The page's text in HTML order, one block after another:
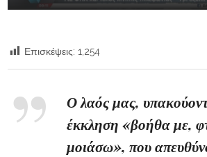
Επισκέψεις: 1,254
Ο λαός μας,
έκκληση «βοήθα με,
μοιάσω», που